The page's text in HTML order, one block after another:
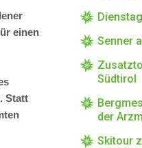
einen
Statt
Senner
Südtirol
der
Skitour